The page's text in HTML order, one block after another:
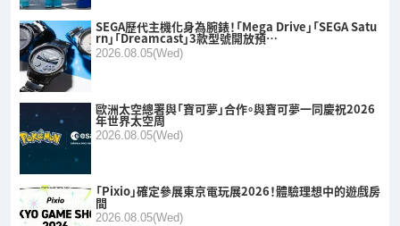
SEGA歷代主機化身為腕錶！「Mega Drive」「SEGA Satu
rn」「Dreamcast」3款型號開放預…
2026.08.05(Wed)
歐洲太空總署與「寶可夢」合作。與寶可夢一同慶祝2026
年世界太空周
2026.08.05(Wed)
「Pixio」確定參展東京電玩展2026！體驗理想中的遊戲房
間
2026.08.05(Wed)